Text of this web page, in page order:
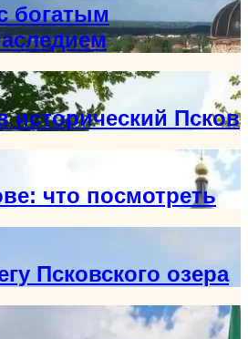
богатым
исторический Псков
что посмотреть
Псковского озера